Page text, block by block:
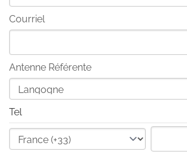
Courriel
Antenne Référente
Tel